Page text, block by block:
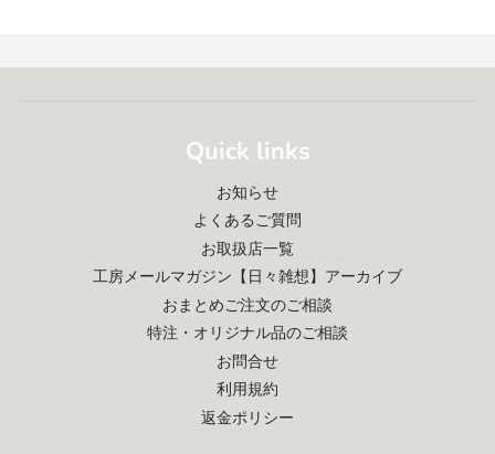
Quick links
お知らせ
よくあるご質問
お取扱店一覧
工房メールマガジン【日々雑想】アーカイブ
おまとめご注文のご相談
特注・オリジナル品のご相談
お問合せ
利用規約
返金ポリシー